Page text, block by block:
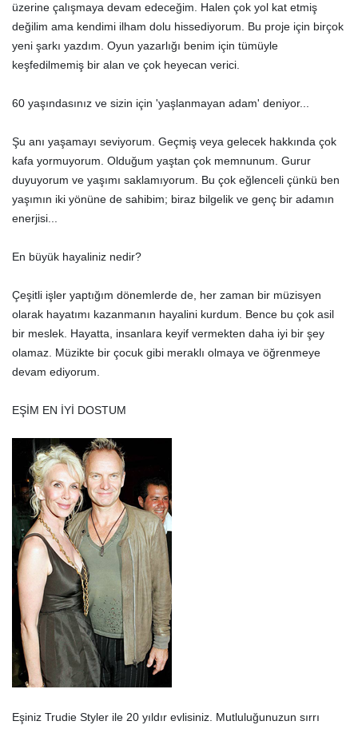
üzerine çalışmaya devam edeceğim. Halen çok yol kat etmiş
değilim ama kendimi ilham dolu hissediyorum. Bu proje için birçok
yeni şarkı yazdım. Oyun yazarlığı benim için tümüyle
keşfedilmemiş bir alan ve çok heyecan verici.
60 yaşındasınız ve sizin için 'yaşlanmayan adam' deniyor...
Şu anı yaşamayı seviyorum. Geçmiş veya gelecek hakkında çok
kafa yormuyorum. Olduğum yaştan çok memnunum. Gurur
duyuyorum ve yaşımı saklamıyorum. Bu çok eğlenceli çünkü ben
yaşımın iki yönüne de sahibim; biraz bilgelik ve genç bir adamın
enerjisi...
En büyük hayaliniz nedir?
Çeşitli işler yaptığım dönemlerde de, her zaman bir müzisyen
olarak hayatımı kazanmanın hayalini kurdum. Bence bu çok asil
bir meslek. Hayatta, insanlara keyif vermekten daha iyi bir şey
olamaz. Müzikte bir çocuk gibi meraklı olmaya ve öğrenmeye
devam ediyorum.
EŞİM EN İYİ DOSTUM
Eşiniz Trudie Styler ile 20 yıldır evlisiniz. Mutluluğunuzun sırrı